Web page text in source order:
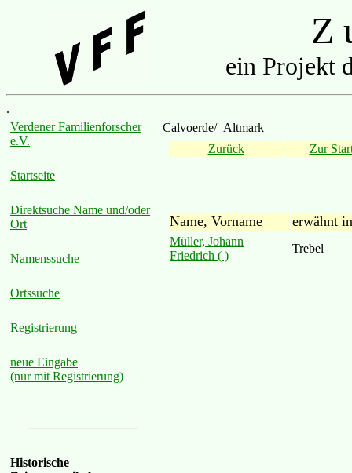
Z
ein Projekt
.
Verdener Familienforscher
e.V.
Startseite
Direktsuche Name und/oder
Ort
Namenssuche
Ortssuche
Registrierung
neue Eingabe
(nur mit Registrierung)
Historische
Calvoerde/_Altmark
Zurück
Zur
Name, Vorname erwähnt in
Müller, Johann
Friedrich ( )
Trebel